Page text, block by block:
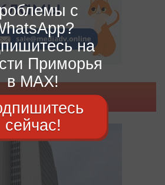
с
на
Приморья
в MAX!
сейчас!